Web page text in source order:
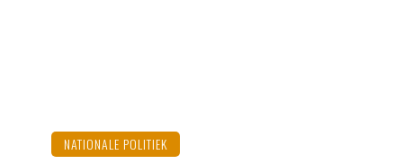
NATIONALE POLITIEK